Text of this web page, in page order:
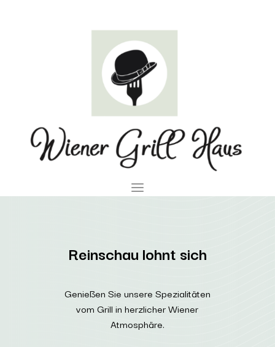
Reinschau lohnt sich
Genießen Sie unsere Spezialitäten
vom Grill in herzlicher Wiener
Atmosphäre.